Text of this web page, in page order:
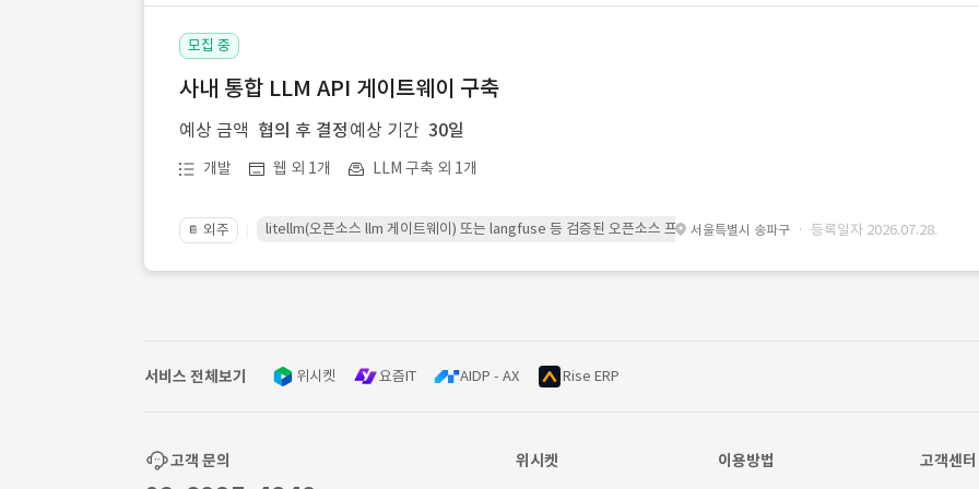
모집 중
사내 통합 LLM API 게이트웨이 구축
예상 금액 협의 후 결정 예상 기간 30일
개발 웹 외 1개 LLM 구축 외 1개
📔 외주 litellm(오픈소스 llm 게이트웨이) 또는 langfuse 등 검증된 오픈소스 프레임워크를 기반으로 시스템을 구축
서울특별시 송파구 · 등록일자 2026.07.28.
서비스 전체보기 위시켓 요즘IT AIDP - AX Rise ERP
고객 문의 위시켓 이용방법 고객센터